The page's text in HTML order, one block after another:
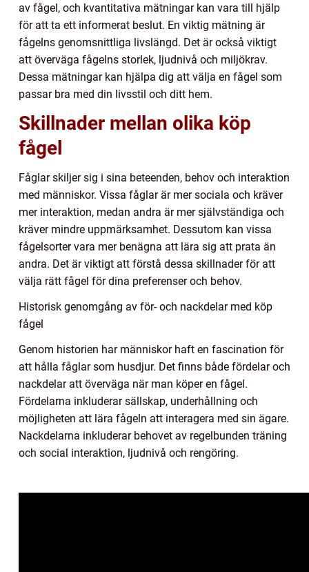
av fågel, och kvantitativa mätningar kan vara till hjälp
för att ta ett informerat beslut. En viktig mätning är
fågelns genomsnittliga livslängd. Det är också viktigt
att överväga fågelns storlek, ljudnivå och miljökrav.
Dessa mätningar kan hjälpa dig att välja en fågel som
passar bra med din livsstil och ditt hem.
Skillnader mellan olika köp
fågel
Fåglar skiljer sig i sina beteenden, behov och interaktion
med människor. Vissa fåglar är mer sociala och kräver
mer interaktion, medan andra är mer självständiga och
kräver mindre uppmärksamhet. Dessutom kan vissa
fågelsorter vara mer benägna att lära sig att prata än
andra. Det är viktigt att förstå dessa skillnader för att
välja rätt fågel för dina preferenser och behov.
Historisk genomgång av för- och nackdelar med köp
fågel
Genom historien har människor haft en fascination för
att hålla fåglar som husdjur. Det finns både fördelar och
nackdelar att överväga när man köper en fågel.
Fördelarna inkluderar sällskap, underhållning och
möjligheten att lära fågeln att interagera med sin ägare.
Nackdelarna inkluderar behovet av regelbunden träning
och social interaktion, ljudnivå och rengöring.